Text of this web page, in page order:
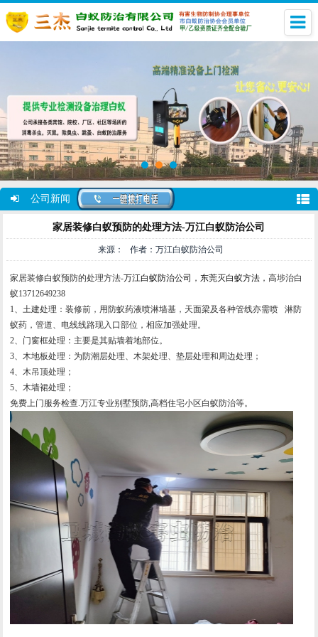
公司新闻
家居装修白蚁预防的处理方法-万江白蚁防治公司
来源： 作者：万江白蚁防治公司
家居装修白蚁预防的处理方法-万江白蚁防治公司 ， 东莞灭白蚁方法，高埗治白
蚁13712649238
1、土建处理：装修前，用防蚁药液喷淋墙基，天面梁及各种管线亦需喷 淋防
蚁药，管道、电线线路现入口部位，相应加强处理。
2、门窗框处理：主要是其贴墙着地部位。
3、木地板处理：为防潮层处理、木架处理、垫层处理和周边处理；
4、木吊顶处理；
5、木墙裙处理；
免费上门服务检查.万江专业别墅预防,高档住宅小区白蚁防治等。